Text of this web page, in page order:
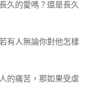
久的愛嗎？還是長久
有人無論你對他怎樣
的痛苦，那如果受虐